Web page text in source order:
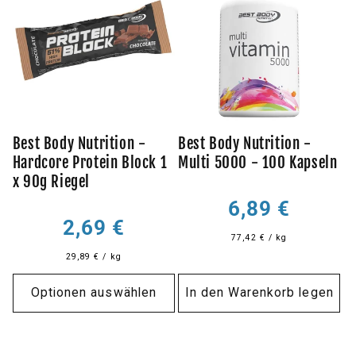
Best Body Nutrition -
Hardcore Protein Block 1
x 90g Riegel
Normaler
Preis
2,69 €
29,89 € / kg
Optionen auswählen
Best Body Nutrition -
Multi 5000 - 100 Kapseln
Normaler
Preis
6,89 €
77,42 € / kg
In den Warenkorb legen